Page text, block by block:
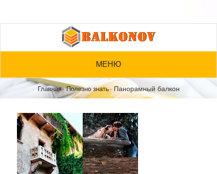
МЕНЮ
Главная Полезно знать Панорамный балкон